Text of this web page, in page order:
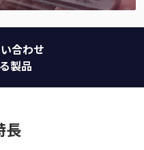
合わせ
製品
長